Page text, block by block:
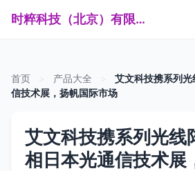
时粹科技（北京）有限公司
首页 产品大全
艾文科技携系列
信技术展，扬帆国际市场
艾文科技携系列光线
相日本光通信技术展